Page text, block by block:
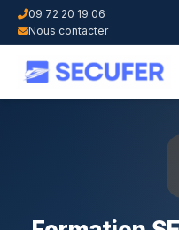
09 72 20 19 06
Nous contacter